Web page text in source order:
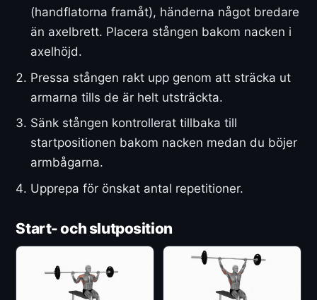
(handflatorna framåt), händerna något bredare
än axelbrett. Placera stången bakom nacken i
axelhöjd.
Pressa stången rakt upp genom att sträcka ut
armarna tills de är helt utsträckta.
Sänk stången kontrollerat tillbaka till
startpositionen bakom nacken medan du böjer
armbågarna.
Upprepa för önskat antal repetitioner.
Start- och slutposition